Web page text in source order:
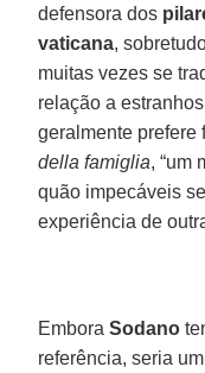
defensora dos
vaticana,
muitas vezes se
relação a
geralmente prefere
della famiglia, “um
quão impecáveis
experiência de
EmboraSodano
referência, seria